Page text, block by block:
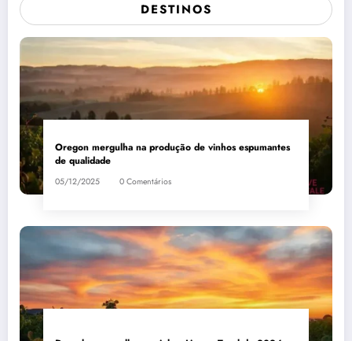
DESTINOS
Oregon mergulha na produção de vinhos espumantes
de qualidade
05/12/2025 0 Comentários